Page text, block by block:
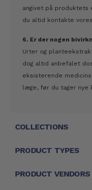
angivet på produktets
du altid kontakte
6. Er der nogen
Urter og
dog altid anbefalet
eksisterende
læge, før du tager nye
COLLECTIONS
PRODUCT TYPES
PRODUCT VENDORS